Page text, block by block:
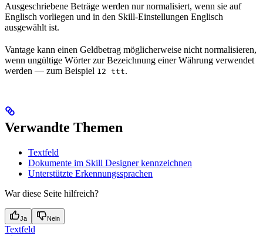
Ausgeschriebene Beträge werden nur normalisiert, wenn sie auf
Englisch vorliegen und in den Skill-Einstellungen Englisch
ausgewählt ist.
Vantage kann einen Geldbetrag möglicherweise nicht normalisieren,
wenn ungültige Wörter zur Bezeichnung einer Währung verwendet
werden — zum Beispiel 12 ttt.
Verwandte Themen
Textfeld
Dokumente im Skill Designer kennzeichnen
Unterstützte Erkennungssprachen
War diese Seite hilfreich?
Ja Nein
Textfeld